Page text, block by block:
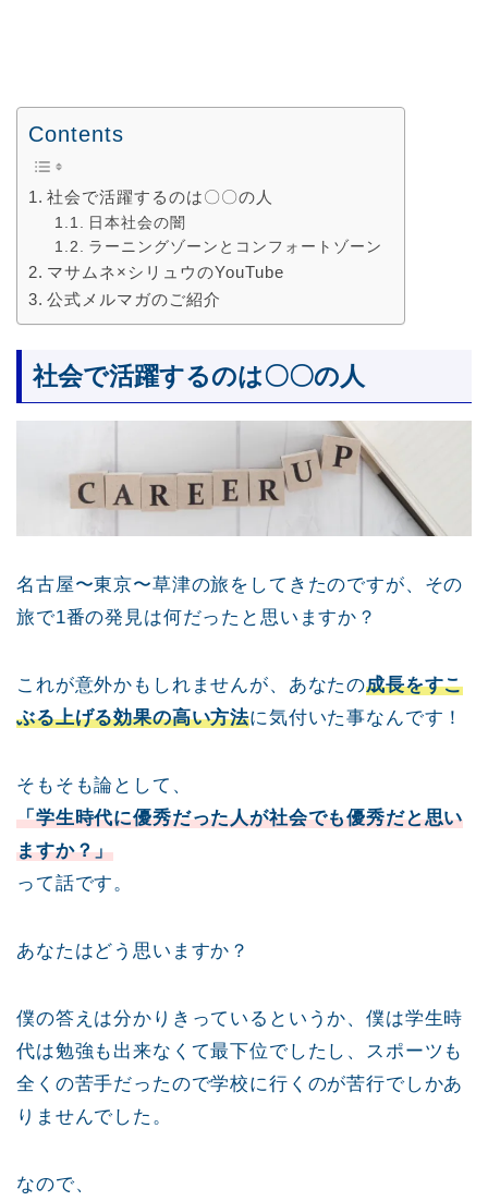
Contents
社会で活躍するのは〇〇の人
日本社会の闇
ラーニングゾーンとコンフォートゾーン
マサムネ×シリュウのYouTube
公式メルマガのご紹介
社会で活躍するのは〇〇の人
名古屋〜東京〜草津の旅をしてきたのですが、その
旅で1番の発見は何だったと思いますか？
これが意外かもしれませんが、あなたの成長をすこ
ぶる上げる効果の高い方法に気付いた事なんです！
そもそも論として、
「学生時代に優秀だった人が社会でも優秀だと思い
ますか？」
って話です。
あなたはどう思いますか？
僕の答えは分かりきっているというか、僕は学生時
代は勉強も出来なくて最下位でしたし、スポーツも
全くの苦手だったので学校に行くのが苦行でしかあ
りませんでした。
なので、